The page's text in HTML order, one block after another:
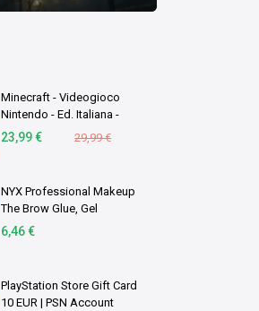
Minecraft - Videogioco
Nintendo - Ed. Italiana -
Versione su scheda
23,99 € 29,99 €
NYX Professional Makeup
The Brow Glue, Gel
Trasparente per
Fino a …
6,46 €
PlayStation Store Gift Card
10 EUR | PSN Account